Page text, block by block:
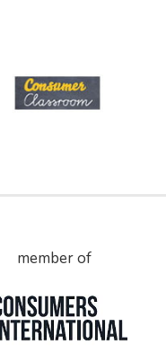
member of